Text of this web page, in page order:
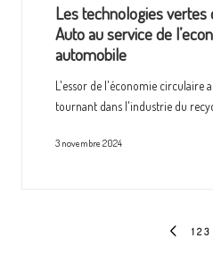
Les technologies vertes
Auto au service de
automobile
L'essor de l'économie circulaire
tournant dans l'industrie du
3 novembre 2024
PREVIOUS
1 2 3